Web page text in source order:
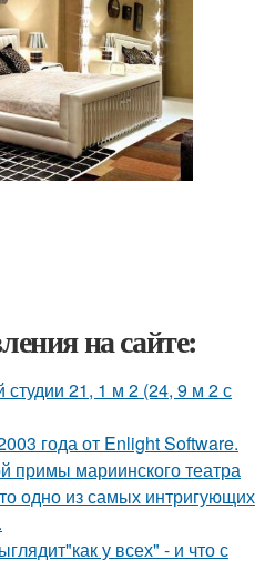
на сайте:
21, 1 м 2 (24, 9 м 2 с
года от Enlight Software.
примы мариинского театра
одно из самых интригующих
у всех" - и что с